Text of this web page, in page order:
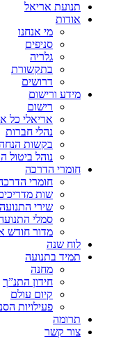
תנועת אריאל
אודות
מי אנחנו
סניפים
גלריה
בתקשורת
דרושים
מידע ורישום
רישום
אריאלי כל
נהלי חברות
בקשות
נוהל ביטול
חומרי הדרכה
חומרי
שות
שירי התנועה
סמלי
מדור חודש
לוח שנה
תמיד בתנועה
מחנה
חידון התנ”ך
קיום עולם
פעילויות
תרומה
צור קשר